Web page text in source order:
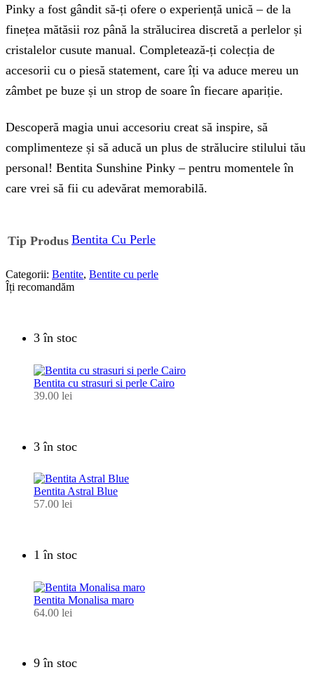
Pinky a fost gândit să-ți ofere o experiență unică – de la
finețea mătăsii roz până la strălucirea discretă a perlelor și
cristalelor cusute manual. Completează-ți colecția de
accesorii cu o piesă statement, care îți va aduce mereu un
zâmbet pe buze și un strop de soare în fiecare apariție.
Descoperă magia unui accesoriu creat să inspire, să
complimenteze și să aducă un plus de strălucire stilului tău
personal! Bentita Sunshine Pinky – pentru momentele în
care vrei să fii cu adevărat memorabilă.
Tip Produs Bentita Cu Perle
Categorii: Bentite, Bentite cu perle
Îți recomandăm
3 în stoc
Bentita cu strasuri si perle Cairo
39.00 lei
3 în stoc
Bentita Astral Blue
57.00 lei
1 în stoc
Bentita Monalisa maro
64.00 lei
9 în stoc